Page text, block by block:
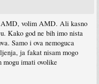
AMD, volim AMD. Ali kasno
Kako god ne bih imo nista
Samo i ova nemoguca
ja fakat nisam mogo
mogu imati ovolike